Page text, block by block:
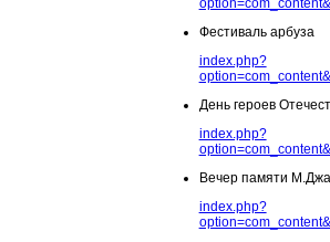
Фестиваль арбуза
index.php?
День героев
index.php?
Вечер памяти
index.php?